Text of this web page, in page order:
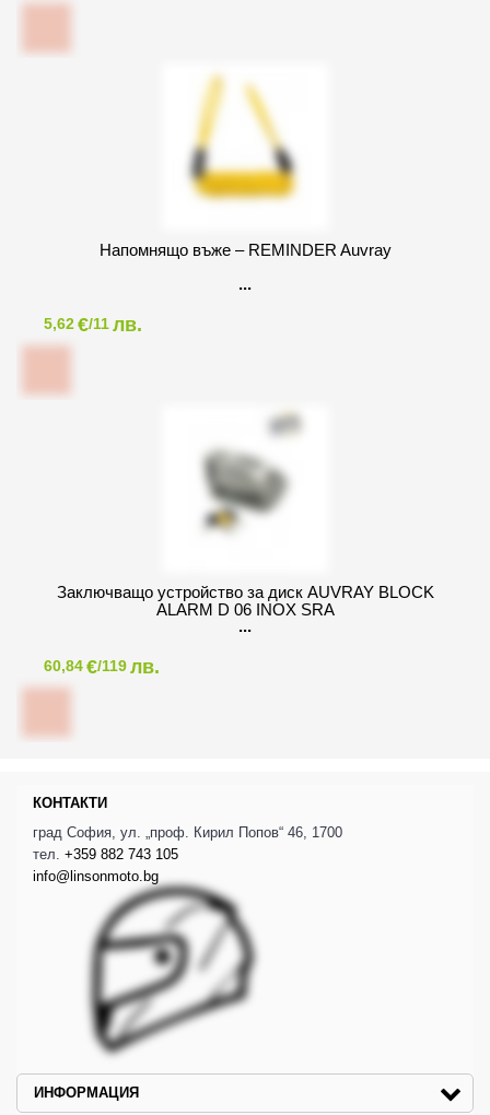
Напомнящо въже – REMINDER Auvray
5,62€/11лв.
Заключващо устройство за диск AUVRAY BLOCK
ALARM D 06 INOX SRA
60,84€/119лв.
КОНТАКТИ
град София, ул. „проф. Кирил Попов“ 46, 1700
тел. +359 882 743 105
info@linsonmoto.bg
ИНФОРМАЦИЯ